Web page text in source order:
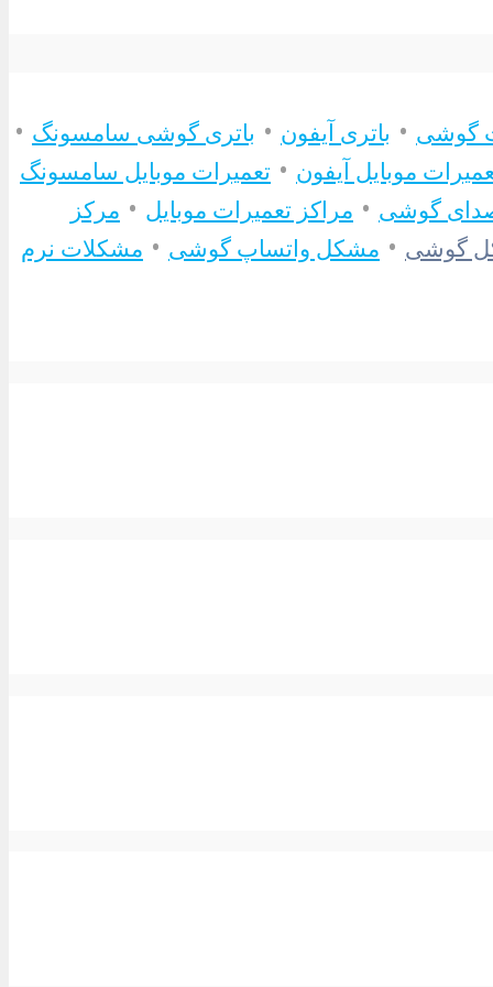
گوشی • باتری آیفون • باتری گوشی سامسونگ •
موبایل آیفون • تعمیرات موبایل سامسونگ
گوشی • مراکز تعمیرات موبایل • مرکز
گوشی • مشکل واتساپ گوشی • مشکلات نرم